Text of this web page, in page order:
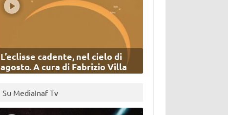
L’eclisse cadente, nel cielo di
agosto. A cura di Fabrizio Villa
Su MediaInaf Tv